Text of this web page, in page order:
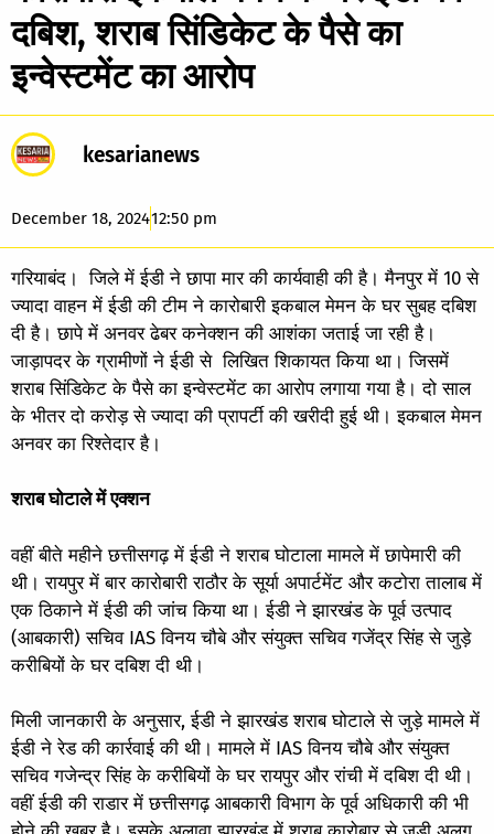
दबिश, शराब सिंडिकेट के पैसे का
इन्वेस्टमेंट का आरोप
kesarianews
December 18, 202412:50 pm
गरियाबंद। जिले में ईडी ने छापा मार की कार्यवाही की है। मैनपुर में 10 से
ज्यादा वाहन में ईडी की टीम ने कारोबारी इकबाल मेमन के घर सुबह दबिश
दी है। छापे में अनवर ढेबर कनेक्शन की आशंका जताई जा रही है।
जाड़ापदर के ग्रामीणों ने ईडी से लिखित शिकायत किया था। जिसमें
शराब सिंडिकेट के पैसे का इन्वेस्टमेंट का आरोप लगाया गया है। दो साल
के भीतर दो करोड़ से ज्यादा की प्रापर्टी की खरीदी हुई थी। इकबाल मेमन
अनवर का रिश्तेदार है।
शराब घोटाले में एक्शन
वहीं बीते महीने छत्तीसगढ़ में ईडी ने शराब घोटाला मामले में छापेमारी की
थी। रायपुर में बार कारोबारी राठौर के सूर्या अपार्टमेंट और कटोरा तालाब में
एक ठिकाने में ईडी की जांच किया था। ईडी ने झारखंड के पूर्व उत्पाद
(आबकारी) सचिव IAS विनय चौबे और संयुक्त सचिव गजेंद्र सिंह से जुड़े
करीबियों के घर दबिश दी थी।
मिली जानकारी के अनुसार, ईडी ने झारखंड शराब घोटाले से जुड़े मामले में
ईडी ने रेड की कार्रवाई की थी। मामले में IAS विनय चौबे और संयुक्त
सचिव गजेन्द्र सिंह के करीबियों के घर रायपुर और रांची में दबिश दी थी।
वहीं ईडी की राडार में छत्तीसगढ़ आबकारी विभाग के पूर्व अधिकारी की भी